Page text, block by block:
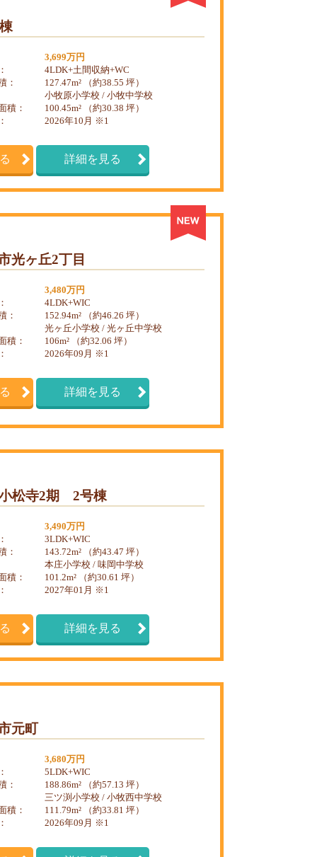
3,699万円
4LDK+土間収納+WC
：
127.47m² （約38.55 坪）
小牧原小学校 / 小牧中学校
積：
100.45m² （約30.38 坪）
2026年10月 ※1
詳細を見る
光ヶ丘2丁目
3,480万円
4LDK+WIC
：
152.94m² （約46.26 坪）
光ヶ丘小学校 / 光ヶ丘中学校
積：
106m² （約32.06 坪）
2026年09月 ※1
詳細を見る
松寺2期 2号棟
3,490万円
3LDK+WIC
：
143.72m² （約43.47 坪）
本庄小学校 / 味岡中学校
積：
101.2m² （約30.61 坪）
2027年01月 ※1
詳細を見る
元町
3,680万円
5LDK+WIC
：
188.86m² （約57.13 坪）
三ツ渕小学校 / 小牧西中学校
積：
111.79m² （約33.81 坪）
2026年09月 ※1